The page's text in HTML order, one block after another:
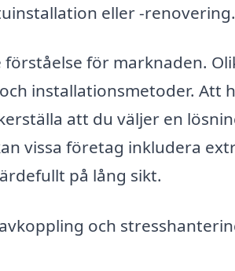
eller -renovering.
för marknaden.
installationsmetoder. Att
att du väljer en
vissa företag inkludera
på lång sikt.
och